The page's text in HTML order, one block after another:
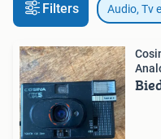
Filters Audio, Tv